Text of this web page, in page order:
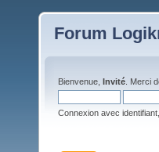
Forum
Bienvenue, Invité . Merci
Connexion avec